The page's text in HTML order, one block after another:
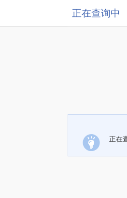
正在查询中
正在